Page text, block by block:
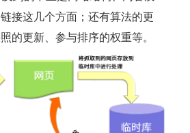
接这几个方面；还有算法的更
的更新、参与排序的权重等。